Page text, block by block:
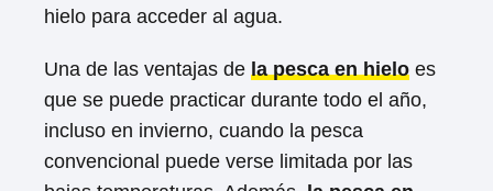
hielo para acceder al agua.
Una de las ventajas de la pesca en hielo es
que se puede practicar durante todo el año,
incluso en invierno, cuando la pesca
convencional puede verse limitada por las